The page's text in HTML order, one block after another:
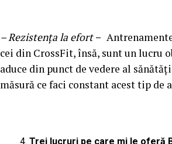
– Rezistența la efort–
cei din CrossFit, însă, sunt un lucru
aduce din punct de vedere al
măsură ce faci constant acest tip de
Trei lucruri pe care mi le oferă